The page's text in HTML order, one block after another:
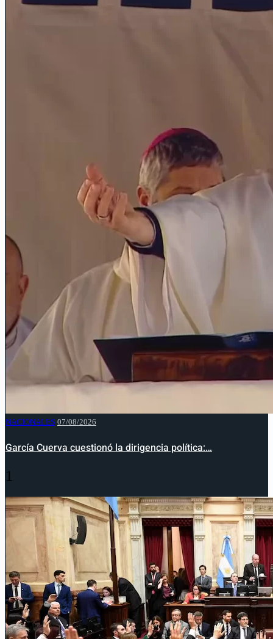
NACIONALES 07/08/2026
García Cuerva cuestionó la dirigencia política:…
1